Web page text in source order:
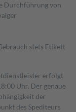
Durchführung von
stets Etikett
erfolgt
Uhr. Der genaue
der
des Spediteurs